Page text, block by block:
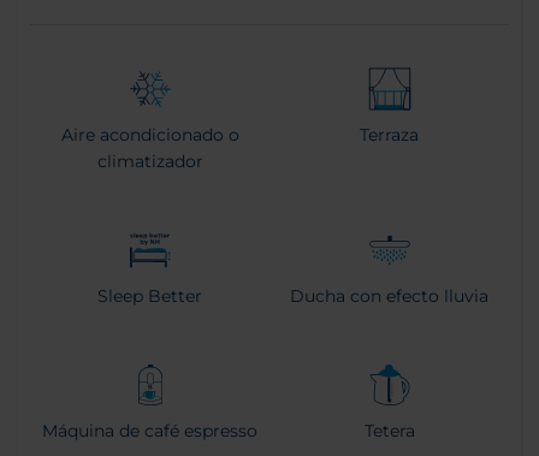
Aire acondicionado o
climatizador
Terraza
Sleep Better Ducha con efecto lluvia
Máquina de café espresso Tetera